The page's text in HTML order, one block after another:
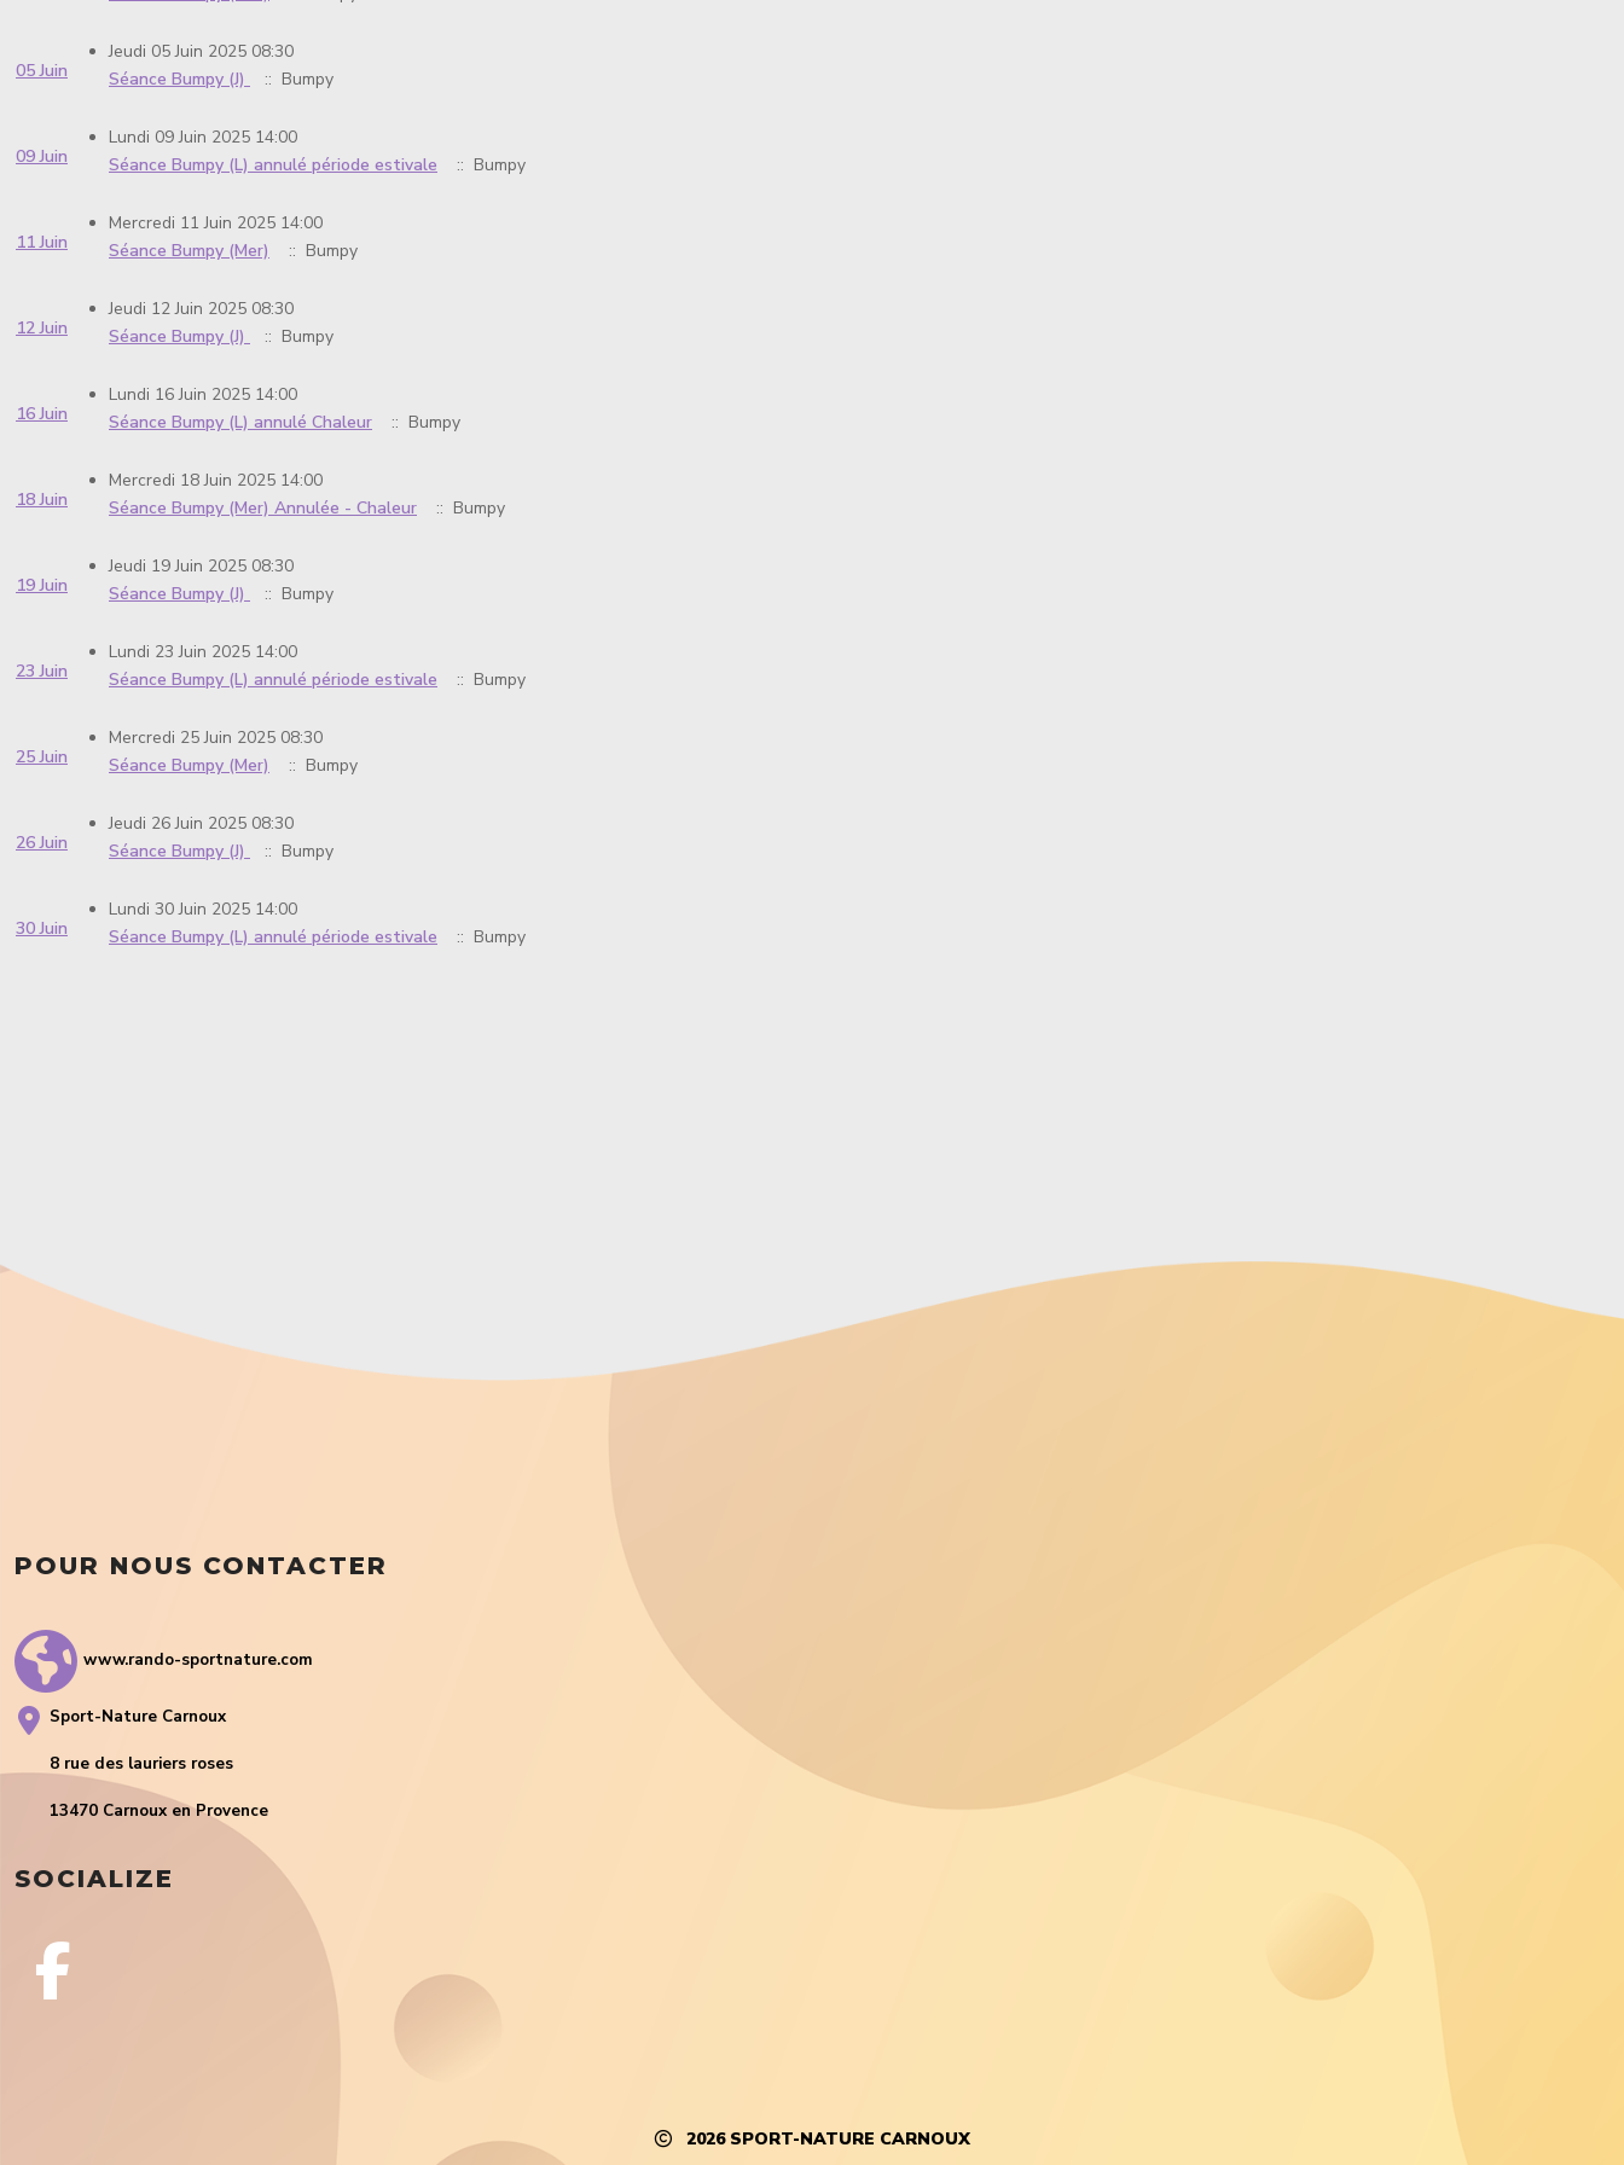
05 Juin
Jeudi 05 Juin 2025 08:30
Séance Bumpy (J)
:: Bumpy
09 Juin
Lundi 09 Juin 2025 14:00
Séance Bumpy (L) annulé période estivale
:: Bumpy
11 Juin
Mercredi 11 Juin 2025 14:00
Séance Bumpy (Mer)
:: Bumpy
12 Juin
Jeudi 12 Juin 2025 08:30
Séance Bumpy (J)
:: Bumpy
16 Juin
Lundi 16 Juin 2025 14:00
Séance Bumpy (L) annulé Chaleur
:: Bumpy
18 Juin
Mercredi 18 Juin 2025 14:00
Séance Bumpy (Mer) Annulée - Chaleur
:: Bumpy
19 Juin
Jeudi 19 Juin 2025 08:30
Séance Bumpy (J)
:: Bumpy
23 Juin
Lundi 23 Juin 2025 14:00
Séance Bumpy (L) annulé période estivale
:: Bumpy
25 Juin
Mercredi 25 Juin 2025 08:30
Séance Bumpy (Mer)
:: Bumpy
26 Juin
Jeudi 26 Juin 2025 08:30
Séance Bumpy (J)
:: Bumpy
30 Juin
Lundi 30 Juin 2025 14:00
Séance Bumpy (L) annulé période estivale
:: Bumpy
POUR NOUS CONTACTER
www.rando-sportnature.com
Sport-Nature Carnoux
8 rue des lauriers roses
13470 Carnoux en Provence
SOCIALIZE
2026 SPORT-NATURE CARNOUX